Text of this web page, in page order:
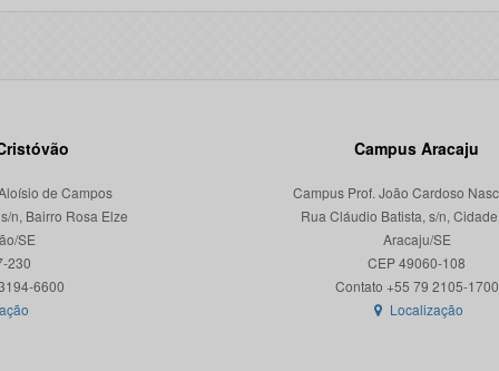
de Campos
n, Bairro Rosa Elze
SE
230
Campus Aracaju
Campus Prof. João Cardoso
Rua Cláudio Batista, s/n,
Aracaju/SE
CEP 49060-108
Localização